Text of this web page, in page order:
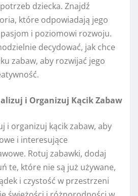
dziecka. Znajdź
które odpowiadają jego
i poziomowi rozwoju.
decydować, jak chce
zabaw, aby rozwijać jego
i Organizuj Kącik Zabaw
i organizuj kącik zabaw, aby
i interesujące
Rotuj zabawki, dodaj
te, które nie są już używane,
i czystość w przestrzeni